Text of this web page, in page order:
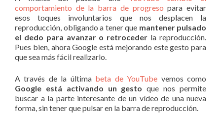
comportamiento de la barra de progreso para evitar
esos toques involuntarios que nos desplacen la
reproducción, obligando a tener que mantener pulsado
el dedo para avanzar o retroceder la reproducción.
Pues bien, ahora Google está mejorando este gesto para
que sea más fácil realizarlo.
A través de la última beta de YouTube vemos como
Google está activando un gesto que nos permite
buscar a la parte interesante de un vídeo de una nueva
forma, sin tener que pulsar en la barra de reproducción.